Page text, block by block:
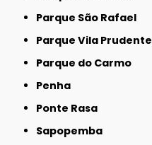
Parque São Rafael
Parque Vila Prudente
Parque do Carmo
Penha
Ponte Rasa
Sapopemba